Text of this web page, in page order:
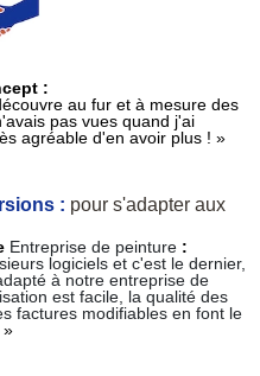
:
au fur et à mesure des
pas vues quand j'ai
agréable d'en avoir plus ! »
: pour s'adapter aux
Entreprise de peinture:
logiciels et c'est le dernier,
à notre entreprise de
est facile, la qualité des
factures modifiables en font le
»